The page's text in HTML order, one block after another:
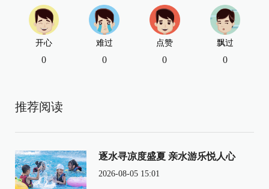
开心
0
难过
0
点赞
0
飘过
0
推荐阅读
逐水寻凉度盛夏 亲水游乐悦人心
2026-08-05 15:01